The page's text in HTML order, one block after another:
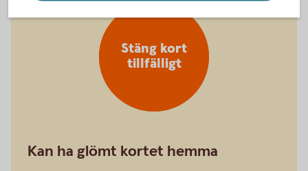
Stäng kort
tillfälligt
Kan ha glömt kortet hemma